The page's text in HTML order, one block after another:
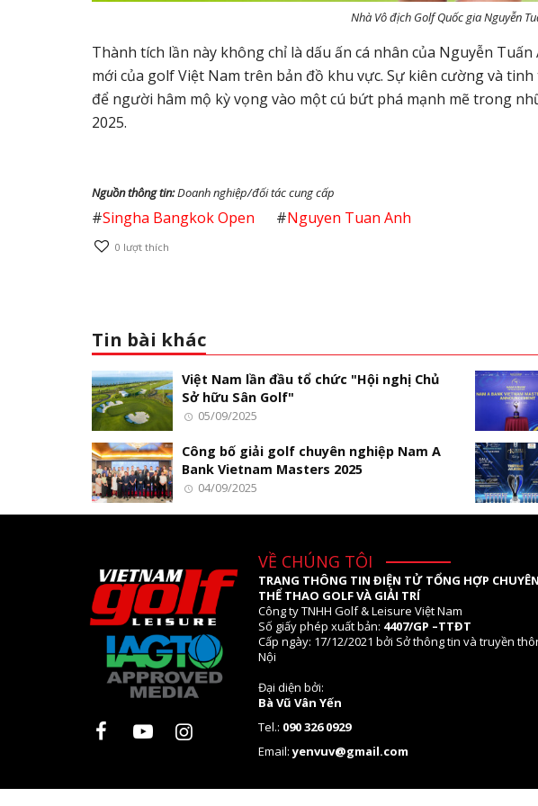
Nhà Vô địch Golf Quốc gia Nguyễn
Thành tích lần này không chỉ là dấu ấn cá nhân của Nguyễn
mới của golf Việt Nam trên bản đồ khu vực. Sự kiên cường và
để người hâm mộ kỳ vọng vào một cú bứt phá mạnh mẽ trong
2025.
Nguồn thông tin:Doanh nghiệp/đối tác cung cấp
#Singha Bangkok Open #Nguyen Tuan Anh
0 lượt thích
Tin bài khác
Việt Nam lần đầu tổ chức "Hội nghị Chủ
Sở hữu Sân Golf"
05/09/2025
Công bố giải golf chuyên nghiệp Nam A
Bank Vietnam Masters 2025
04/09/2025
VỀ CHÚNG TÔI
TRANG THÔNG TIN ĐIỆN TỬ TỔNG HỢP
THỂ THAO GOLF VÀ GIẢI TRÍ
Công ty TNHH Golf & Leisure Việt Nam
Số giấy phép xuất bản: 4407/GP –TTĐT
Cấp ngày: 17/12/2021 bởi Sở thông tin và truyền
Nội
Đại diện bởi:
Bà Vũ Vân Yến
Tel.: 090 326 0929
Email:yenvuv@gmail.com